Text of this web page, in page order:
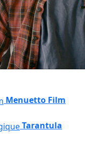
Menuetto Film
Tarantula